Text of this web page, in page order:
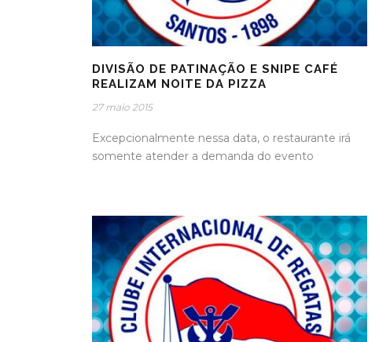
DIVISÃO DE PATINAÇÃO E SNIPE CAFÉ
REALIZAM NOITE DA PIZZA
27 maio 2015
Excepcionalmente nessa data, o restaurante irá
somente atender a demanda do evento